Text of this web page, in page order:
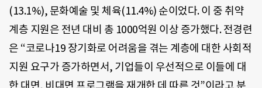
(13.1%), 문화예술 및 체육(11.4%) 순이었다. 이 중 취약
계층 지원은 전년 대비 총 1000억원 이상 증가했다. 전경련
은 “코로나19 장기화로 어려움을 겪는 계층에 대한 사회적
지원 요구가 증가하면서, 기업들이 우선적으로 이들에 대